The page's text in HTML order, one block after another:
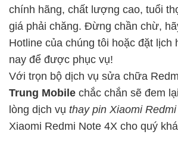
chính hãng, chất lượng cao, tuổi
giá phải chăng. Đừng chần chừ,
Hotline của chúng tôi hoặc đặt lịch
nay để được phục vụ!
Với trọn bộ dịch vụ sửa chữa
Trung Mobile chắc chắn sẽ đem
lòng dịch vụ thay pin Xiaomi
Xiaomi Redmi Note 4X cho quý